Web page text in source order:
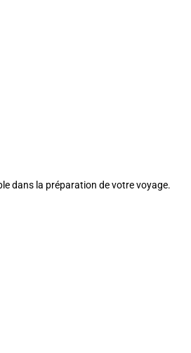
dans la préparation de votre voyage.